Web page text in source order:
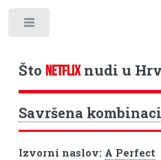
Što NETFLIXnudi u
Savršena
Izvorni naslov: A Perfect